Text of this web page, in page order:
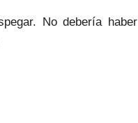
No debería haber